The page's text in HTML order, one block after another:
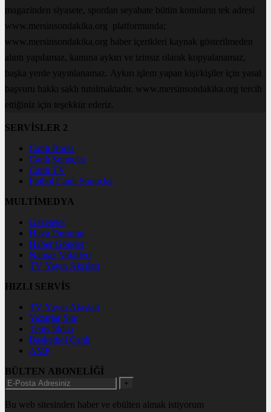
magazinden siyasete, spordan seyahate bütün konuların tek adresi
www.mersinsondakika.org platformunda;
www.mersinsondakika.org haber içerikleri kaynak gösterilmeden
alıntı yapılamaz, kanuna aykırı ve izinsiz olarak kopyalanamaz,
başka yerde yayınlanamaz. Aykırı işlem yapan kişi/kişiler için yasal
başvuru hakkı saklı tutulmaktadır. www.mersinsondakika.org tercih
ettiğiniz için teşekkür ederiz.
SERVİSLER 2
Canlı Borsa
Canlı Sonuçlar
Canlı TV
Futbol Canlı Sonuçlar
MULTİMEDYA
Gazeteler
Hava Durumu
Haber Gönder
Namaz Vakitleri
TV Yayın Akışları
HIZLI SERVİS
TV Yayın Akışları
Yazarlar Site
Tenis İddaa
Basketbol Canlı
AMP
BÜLTEN ABONELİĞİ
+
Bu web sitesinden haber ve ebülten almak istiyorum